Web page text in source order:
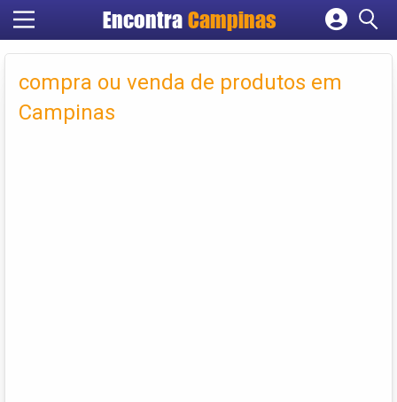
Encontra Campinas
Cadastrar empresa
Criar conta
compra ou venda de produtos em
Campinas